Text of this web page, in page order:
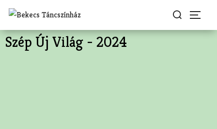
Szép Új Világ - 2024